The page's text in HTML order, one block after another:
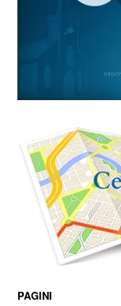
PAGINI